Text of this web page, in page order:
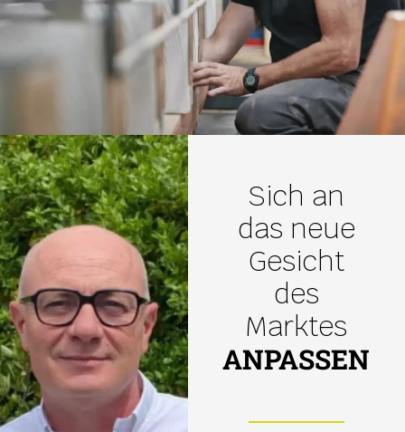
Sich an
das neue
Gesicht
des
Marktes
ANPASSEN